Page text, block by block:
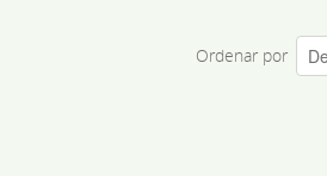
Ordenar por